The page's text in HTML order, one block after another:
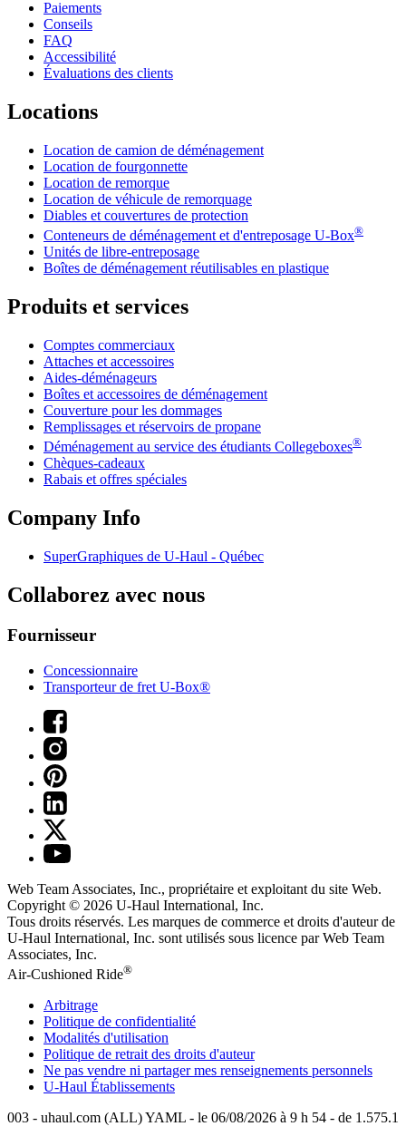
Paiements
Conseils
FAQ
Accessibilité
Évaluations des clients
Locations
Location de camion de déménagement
Location de fourgonnette
Location de remorque
Location de véhicule de remorquage
Diables et couvertures de protection
Conteneurs de déménagement et d'entreposage U-Box®
Unités de libre-entreposage
Boîtes de déménagement réutilisables en plastique
Produits et services
Comptes commerciaux
Attaches et accessoires
Aides-déménageurs
Boîtes et accessoires de déménagement
Couverture pour les dommages
Remplissages et réservoirs de propane
Déménagement au service des étudiants Collegeboxes®
Chèques-cadeaux
Rabais et offres spéciales
Company Info
SuperGraphiques de U-Haul - Québec
Collaborez avec nous
Fournisseur
Concessionnaire
Transporteur de fret U-Box®
Web Team Associates, Inc., propriétaire et exploitant du site Web.
Copyright © 2026 U-Haul International, Inc.
Tous droits réservés. Les marques de commerce et droits d'auteur de
U-Haul International, Inc. sont utilisés sous licence par Web Team
Associates, Inc.
Air-Cushioned Ride®
Arbitrage
Politique de confidentialité
Modalités d'utilisation
Politique de retrait des droits d'auteur
Ne pas vendre ni partager mes renseignements personnels
U-Haul Établissements
003 - uhaul.com (ALL) YAML - le 06/08/2026 à 9 h 54 - de 1.575.1